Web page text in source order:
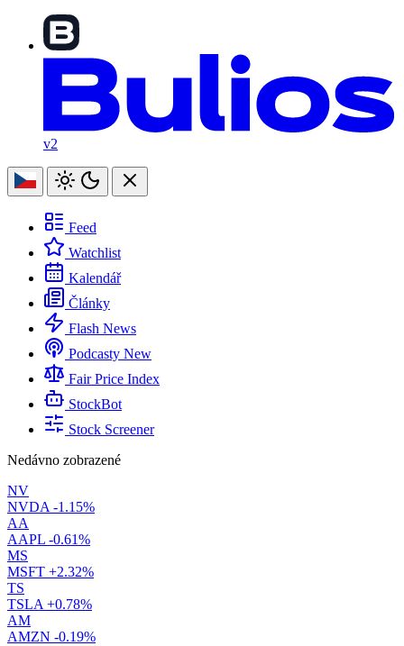
v2
Feed
Watchlist
Kalendář
Články
Flash News
Podcasty New
Fair Price Index
StockBot
Stock Screener
Nedávno zobrazené
NV
NVDA -1.15%
AA
AAPL -0.61%
MS
MSFT +2.32%
TS
TSLA +0.78%
AM
AMZN -0.19%